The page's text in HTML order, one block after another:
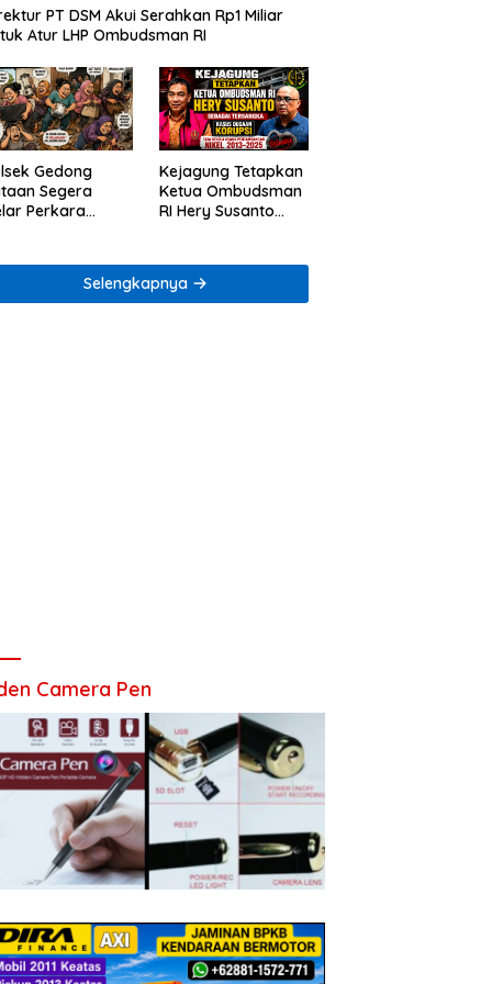
PT DSM Akui Serahkan Rp1 Miliar
Atur LHP Ombudsman RI
Gedong
Segera
Perkara
Lumbirejo
Kejagung Tetapkan
Ketua Ombudsman
RI Hery Susanto
Tata Kelola
Tambang Nikel
Selengkapnya
Camera Pen